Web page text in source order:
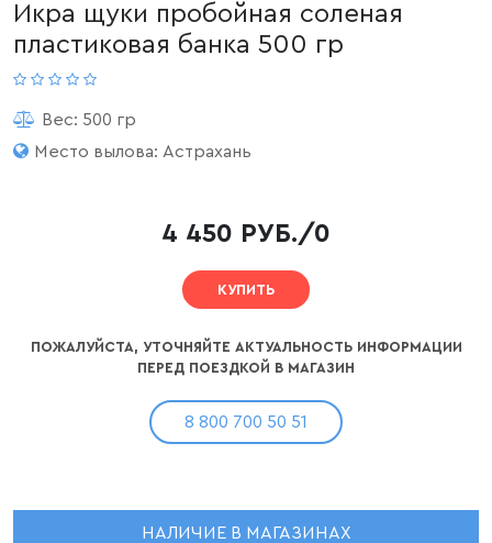
Икра щуки пробойная соленая
пластиковая банка 500 гр
Вес: 500 гр
Место вылова: Астрахань
4 450 РУБ./0
КУПИТЬ
ПОЖАЛУЙСТА, УТОЧНЯЙТЕ АКТУАЛЬНОСТЬ ИНФОРМАЦИИ
ПЕРЕД ПОЕЗДКОЙ В МАГАЗИН
8 800 700 50 51
НАЛИЧИЕ В МАГАЗИНАХ